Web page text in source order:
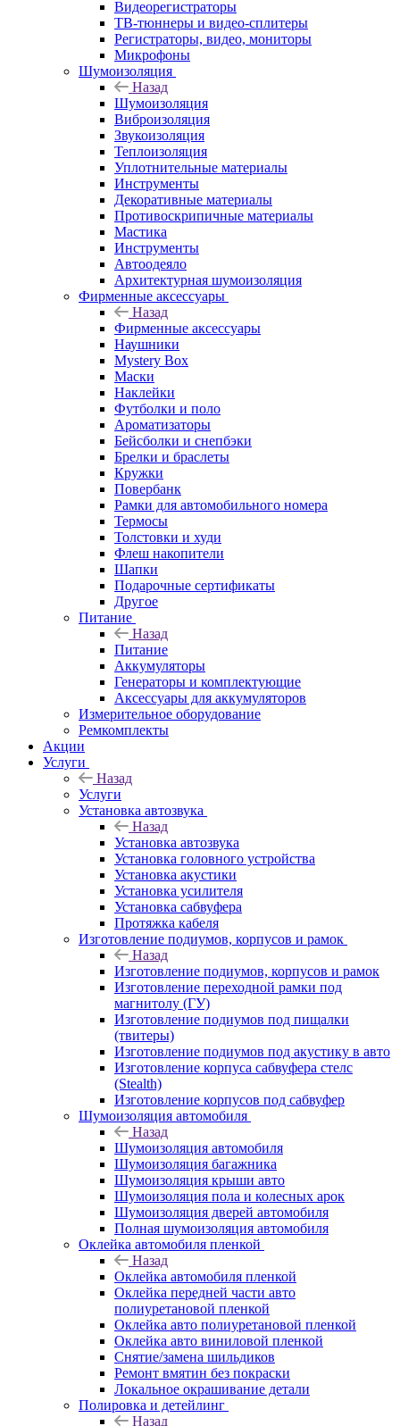
Видеорегистраторы
ТВ-тюннеры и видео-сплитеры
Регистраторы, видео, мониторы
Микрофоны
Шумоизоляция
Назад
Шумоизоляция
Виброизоляция
Звукоизоляция
Теплоизоляция
Уплотнительные материалы
Инструменты
Декоративные материалы
Противоскрипичные материалы
Мастика
Инструменты
Автоодеяло
Архитектурная шумоизоляция
Фирменные аксессуары
Назад
Фирменные аксессуары
Наушники
Mystery Box
Маски
Наклейки
Футболки и поло
Ароматизаторы
Бейсболки и снепбэки
Брелки и браслеты
Кружки
Повербанк
Рамки для автомобильного номера
Термосы
Толстовки и худи
Флеш накопители
Шапки
Подарочные сертификаты
Другое
Питание
Назад
Питание
Аккумуляторы
Генераторы и комплектующие
Аксессуары для аккумуляторов
Измерительное оборудование
Ремкомплекты
Акции
Услуги
Назад
Услуги
Установка автозвука
Назад
Установка автозвука
Установка головного устройства
Установка акустики
Установка усилителя
Установка сабвуфера
Протяжка кабеля
Изготовление подиумов, корпусов и рамок
Назад
Изготовление подиумов, корпусов и рамок
Изготовление переходной рамки под
магнитолу (ГУ)
Изготовление подиумов под пищалки
(твитеры)
Изготовление подиумов под акустику в авто
Изготовление корпуса сабвуфера стелс
(Stealth)
Изготовление корпусов под сабвуфер
Шумоизоляция автомобиля
Назад
Шумоизоляция автомобиля
Шумоизоляция багажника
Шумоизоляция крыши авто
Шумоизоляция пола и колесных арок
Шумоизоляция дверей автомобиля
Полная шумоизоляция автомобиля
Оклейка автомобиля пленкой
Назад
Оклейка автомобиля пленкой
Оклейка передней части авто
полиуретановой пленкой
Оклейка авто полиуретановой пленкой
Оклейка авто виниловой пленкой
Снятие/замена шильдиков
Ремонт вмятин без покраски
Локальное окрашивание детали
Полировка и детейлинг
Назад